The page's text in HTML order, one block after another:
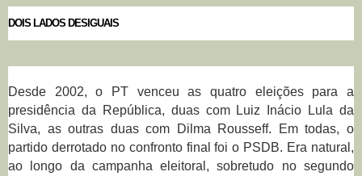
DOIS LADOS DESIGUAIS
Desde 2002, o PT venceu as quatro eleições para a
presidência da República, duas com Luiz Inácio Lula da
Silva, as outras duas com Dilma Rousseff. Em todas, o
partido derrotado no confronto final foi o PSDB. Era natural,
ao longo da campanha eleitoral, sobretudo no segundo